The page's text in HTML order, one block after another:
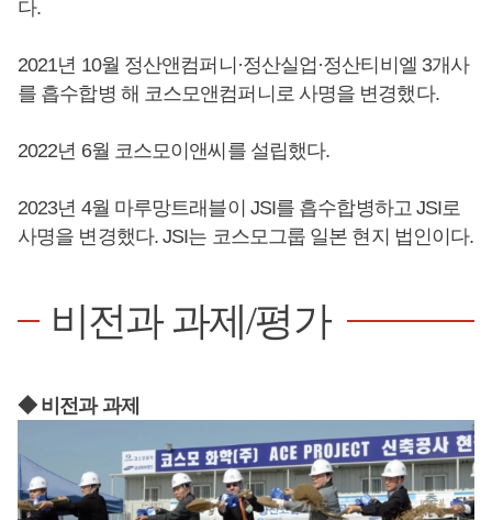
다.
2021년 10월 정산앤컴퍼니·정산실업·정산티비엘 3개사
를 흡수합병 해 코스모앤컴퍼니로 사명을 변경했다.
2022년 6월 코스모이앤씨를 설립했다.
2023년 4월 마루망트래블이 JSI를 흡수합병하고 JSI로
사명을 변경했다. JSI는 코스모그룹 일본 현지 법인이다.
비전과 과제/평가
◆ 비전과 과제